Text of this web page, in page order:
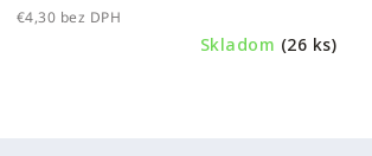
Skladom (26 ks)
€4,30 bez DPH